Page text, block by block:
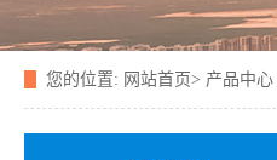
您的位置: 网站首页> 产品中心